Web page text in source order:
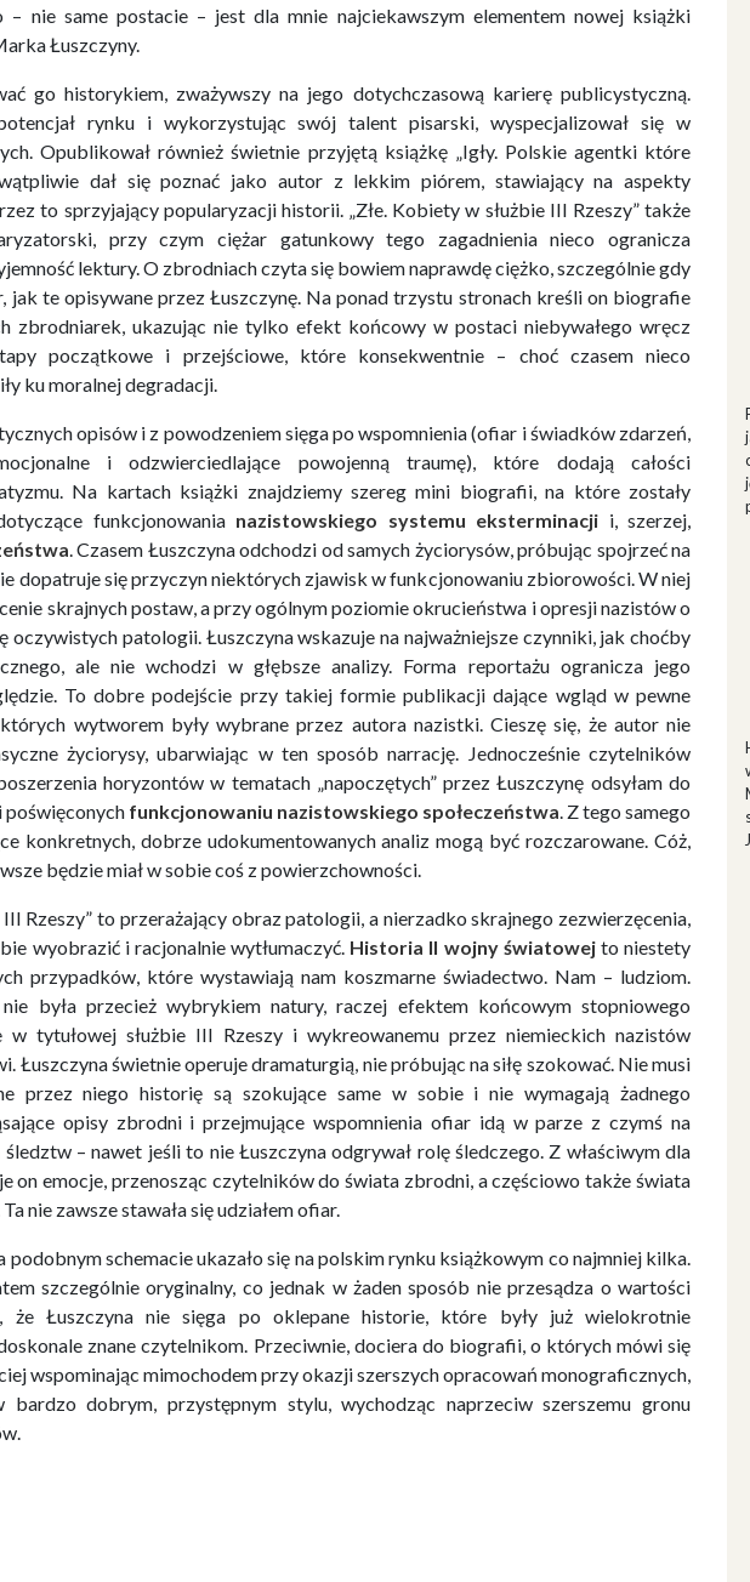
– nie same postacie – jest dla mnie najciekawszym elementem nowej książki
Łuszczyny.
go historykiem, zważywszy na jego dotychczasową karierę publicystyczną.
rynku i wykorzystując swój talent pisarski, wyspecjalizował się w
Opublikował również świetnie przyjętą książkę „Igły. Polskie agentki które
dał się poznać jako autor z lekkim piórem, stawiający na aspekty
to sprzyjający popularyzacji historii. „Złe. Kobiety w służbie III Rzeszy” także
przy czym ciężar gatunkowy tego zagadnienia nieco ogranicza
lektury. O zbrodniach czyta się bowiem naprawdę ciężko, szczególnie gdy
jak te opisywane przez Łuszczynę. Na ponad trzystu stronach kreśli on biografie
zbrodniarek, ukazując nie tylko efekt końcowy w postaci niebywałego wręcz
początkowe i przejściowe, które konsekwentnie – choć czasem nieco
ku moralnej degradacji.
opisów i z powodzeniem sięga po wspomnienia (ofiar i świadków zdarzeń,
i odzwierciedlające powojenną traumę), które dodają całości
Na kartach książki znajdziemy szereg mini biografii, na które zostały
funkcjonowania nazistowskiego systemu eksterminacji i, szerzej,
. Czasem Łuszczyna odchodzi od samych życiorysów, próbując spojrzeć na
dopatruje się przyczyn niektórych zjawisk w funkcjonowaniu zbiorowości. W niej
skrajnych postaw, a przy ogólnym poziomie okrucieństwa i opresji nazistów o
oczywistych patologii. Łuszczyna wskazuje na najważniejsze czynniki, jak choćby
ale nie wchodzi w głębsze analizy. Forma reportażu ogranicza jego
To dobre podejście przy takiej formie publikacji dające wgląd w pewne
których wytworem były wybrane przez autora nazistki. Cieszę się, że autor nie
życiorysy, ubarwiając w ten sposób narrację. Jednocześnie czytelników
horyzontów w tematach „napoczętych” przez Łuszczynę odsyłam do
funkcjonowaniu nazistowskiego społeczeństwa. Z tego samego
konkretnych, dobrze udokumentowanych analiz mogą być rozczarowane. Cóż,
będzie miał w sobie coś z powierzchowności.
III Rzeszy” to przerażający obraz patologii, a nierzadko skrajnego zezwierzęcenia,
wyobrazić i racjonalnie wytłumaczyć. Historia II wojny światowejto niestety
przypadków, które wystawiają nam koszmarne świadectwo. Nam – ludziom.
była przecież wybrykiem natury, raczej efektem końcowym stopniowego
w tytułowej służbie III Rzeszy i wykreowanemu przez niemieckich nazistów
Łuszczyna świetnie operuje dramaturgią, nie próbując na siłę szokować. Nie musi
przez niego historię są szokujące same w sobie i nie wymagają żadnego
opisy zbrodni i przejmujące wspomnienia ofiar idą w parze z czymś na
– nawet jeśli to nie Łuszczyna odgrywał rolę śledczego. Z właściwym dla
on emocje, przenosząc czytelników do świata zbrodni, a częściowo także świata
nie zawsze stawała się udziałem ofiar.
schemacie ukazało się na polskim rynku książkowym co najmniej kilka.
szczególnie oryginalny, co jednak w żaden sposób nie przesądza o wartości
że Łuszczyna nie sięga po oklepane historie, które były już wielokrotnie
znane czytelnikom. Przeciwnie, dociera do biografii, o których mówi się
wspominając mimochodem przy okazji szerszych opracowań monograficznych,
dobrym, przystępnym stylu, wychodząc naprzeciw szerszemu gronu